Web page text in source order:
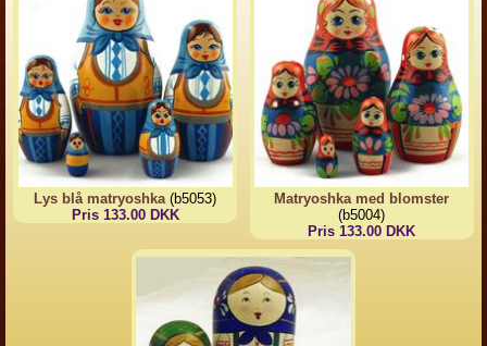
Lys blå matryoshka(b5053)
Pris 133.00 DKK
Matryoshka med blomster
(b5004)
Pris 133.00 DKK